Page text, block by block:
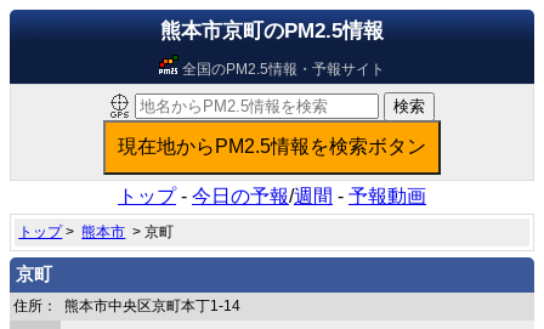
熊本市京町のPM2.5情報
全国のPM2.5情報・予報サイト
トップ- 今日の予報/週間 - 予報動画
トップ>熊本市 > 京町
京町
住所： 熊本市中央区京町本丁1-14